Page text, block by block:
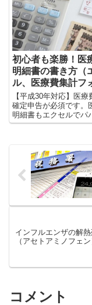
初心者も楽勝！医
明細書の書き方（
ル、医療費集計フ
手書き）
【平成30年対応】医療
確定申告が必須です。
明細書もエクセルでパ
してしまいましょう。
です。
インフルエンザの解
（アセトアミノフェ
コメント